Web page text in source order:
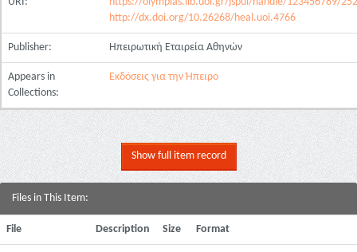
http://dx.doi.org/10.26268/heal.uoi.4766
Publisher: Ηπειρωτική Εταιρεία Αθηνών
Appears in
Collections:
Εκδόσεις για την Ήπειρο
Show full item record
Files in This Item:
File Description Size Format